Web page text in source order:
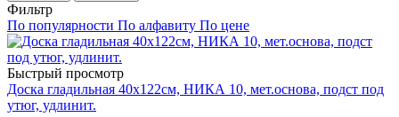
Фильтр
По популярности По алфавиту По цене
Быстрый просмотр
Доска гладильная 40х122см, НИКА 10, мет.основа, подст под
утюг, удлинит.